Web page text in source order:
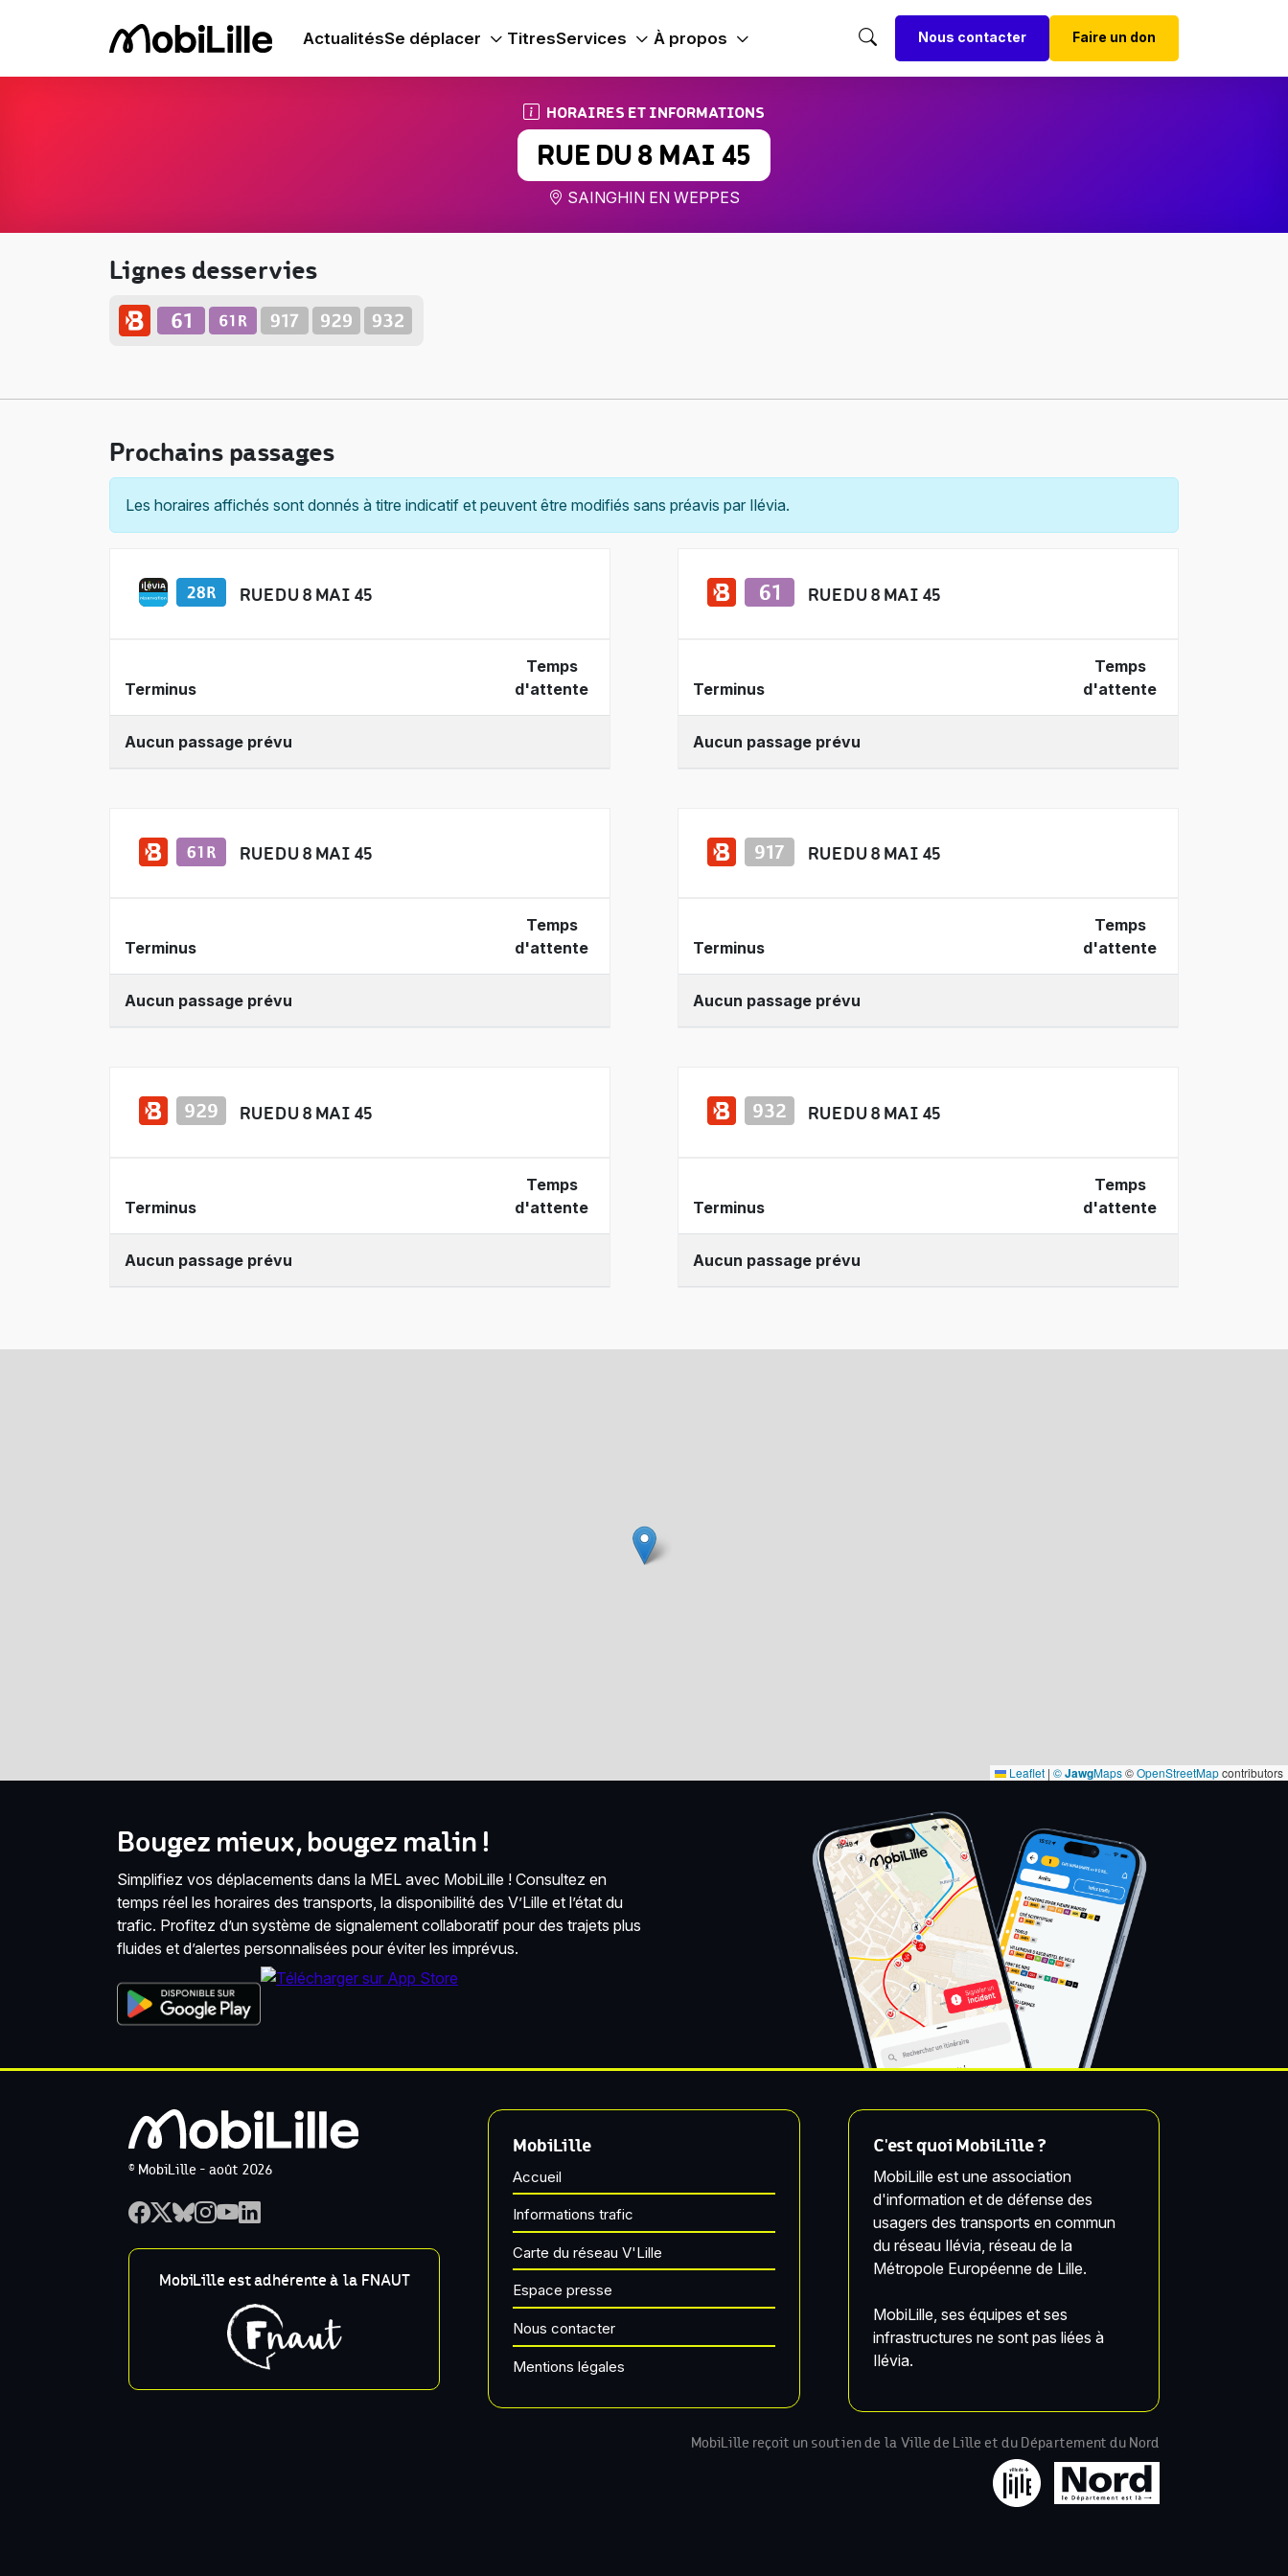
ActualitésSe déplacer TitresServices À propos Nous contacter Faire un don
HORAIRES ET INFORMATIONS
RUE DU 8 MAI 45
SAINGHIN EN WEPPES
Lignes desservies
Prochains passages
Les horaires affichés sont donnés à titre indicatif et peuvent être modifiés sans préavis par Ilévia.
RUE DU 8 MAI 45
Terminus
Temps
d'attente
Aucun passage prévu
RUE DU 8 MAI 45
Terminus
Temps
d'attente
Aucun passage prévu
RUE DU 8 MAI 45
Terminus
Temps
d'attente
Aucun passage prévu
RUE DU 8 MAI 45
Terminus
Temps
d'attente
Aucun passage prévu
RUE DU 8 MAI 45
Terminus
Temps
d'attente
Aucun passage prévu
RUE DU 8 MAI 45
Terminus
Temps
d'attente
Aucun passage prévu
Leaflet | ©JawgMaps©OpenStreetMapcontributors
Bougez mieux, bougez malin !
Simplifiez vos déplacements dans la MEL avec MobiLille ! Consultez en
temps réel les horaires des transports, la disponibilité des V’Lille et l’état du
trafic. Profitez d’un système de signalement collaboratif pour des trajets plus
fluides et d’alertes personnalisées pour éviter les imprévus.
© MobiLille - août 2026
MobiLille est adhérente à la FNAUT
MobiLille
Accueil
Informations trafic
Carte du réseau V'Lille
Espace presse
Nous contacter
Mentions légales
C'est quoi MobiLille ?
MobiLille est une association
d'information et de défense des
usagers des transports en commun
du réseau Ilévia, réseau de la
Métropole Européenne de Lille.
MobiLille, ses équipes et ses
infrastructures ne sont pas liées à
Ilévia.
MobiLille reçoit un soutien de la Ville de Lille et du Département du Nord